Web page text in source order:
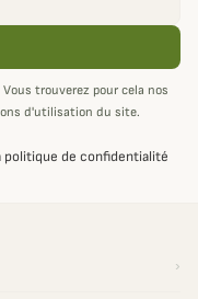
trouverez pour cela nos
d'utilisation du site.
politique de confidentialité